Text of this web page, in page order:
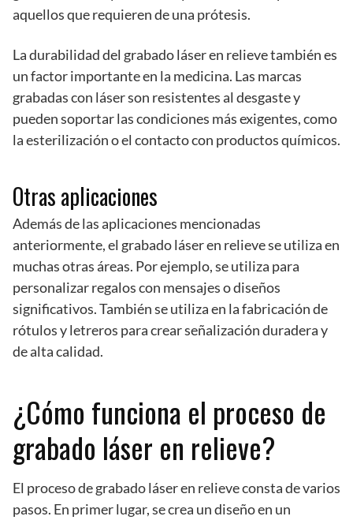
aquellos que requieren de una prótesis.
La durabilidad del grabado láser en relieve también es
un factor importante en la medicina. Las marcas
grabadas con láser son resistentes al desgaste y
pueden soportar las condiciones más exigentes, como
la esterilización o el contacto con productos químicos.
Otras aplicaciones
Además de las aplicaciones mencionadas
anteriormente, el grabado láser en relieve se utiliza en
muchas otras áreas. Por ejemplo, se utiliza para
personalizar regalos con mensajes o diseños
significativos. También se utiliza en la fabricación de
rótulos y letreros para crear señalización duradera y
de alta calidad.
¿Cómo funciona el proceso de
grabado láser en relieve?
El proceso de grabado láser en relieve consta de varios
pasos. En primer lugar, se crea un diseño en un